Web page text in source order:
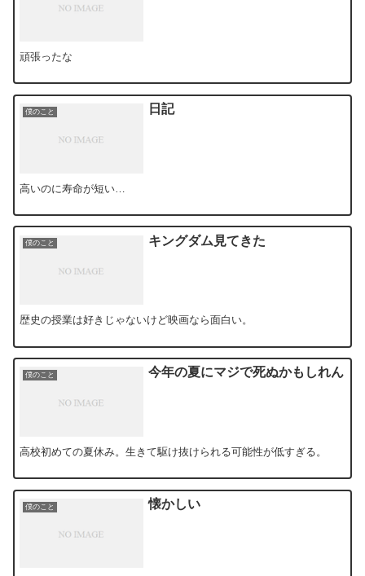
頑張ったな
僕のこと 日記
高いのに寿命が短い…
僕のこと キングダム見てきた
歴史の授業は好きじゃないけど映画なら面白い。
僕のこと 今年の夏にマジで死ぬかもしれん
高校初めての夏休み。生きて駆け抜けられる可能性が低すぎる。
僕のこと 懐かしい